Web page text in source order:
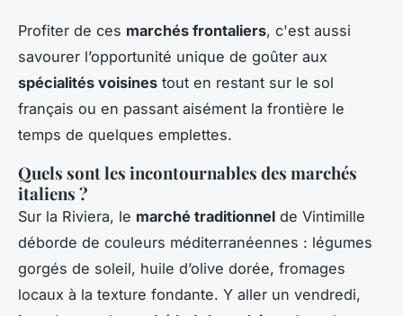
Profiter de ces marchés frontaliers, c'est aussi
savourer l’opportunité unique de goûter aux
spécialités voisines tout en restant sur le sol
français ou en passant aisément la frontière le
temps de quelques emplettes.
Quels sont les incontournables des marchés
italiens ?
Sur la Riviera, le marché traditionnel de Vintimille
déborde de couleurs méditerranéennes : légumes
gorgés de soleil, huile d’olive dorée, fromages
locaux à la texture fondante. Y aller un vendredi,